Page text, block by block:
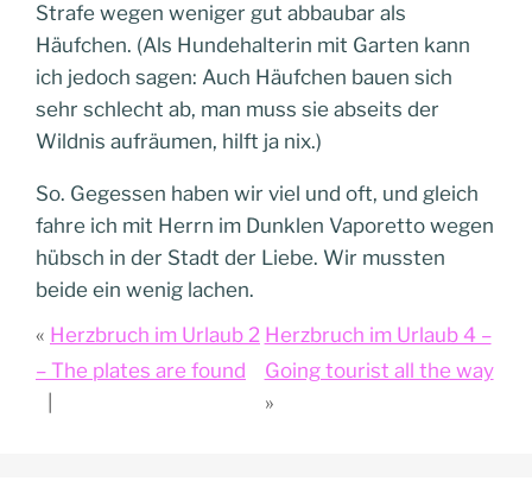
Strafe wegen weniger gut abbaubar als
Häufchen. (Als Hundehalterin mit Garten kann
ich jedoch sagen: Auch Häufchen bauen sich
sehr schlecht ab, man muss sie abseits der
Wildnis aufräumen, hilft ja nix.)
So. Gegessen haben wir viel und oft, und gleich
fahre ich mit Herrn im Dunklen Vaporetto wegen
hübsch in der Stadt der Liebe. Wir mussten
beide ein wenig lachen.
Herzbruch im Urlaub 2
– The plates are found
Herzbruch im Urlaub 4 –
Going tourist all the way